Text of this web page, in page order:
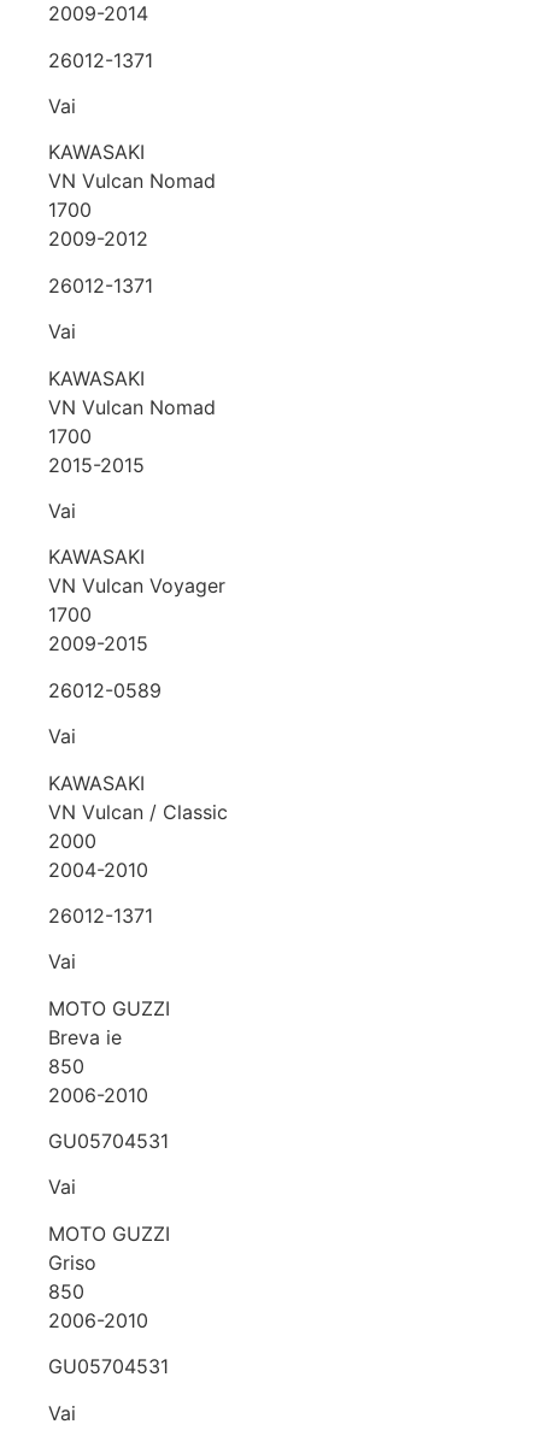
2009-2014
26012-1371
Vai
KAWASAKI
VN Vulcan Nomad
1700
2009-2012
26012-1371
Vai
KAWASAKI
VN Vulcan Nomad
1700
2015-2015
Vai
KAWASAKI
VN Vulcan Voyager
1700
2009-2015
26012-0589
Vai
KAWASAKI
VN Vulcan / Classic
2000
2004-2010
26012-1371
Vai
MOTO GUZZI
Breva ie
850
2006-2010
GU05704531
Vai
MOTO GUZZI
Griso
850
2006-2010
GU05704531
Vai